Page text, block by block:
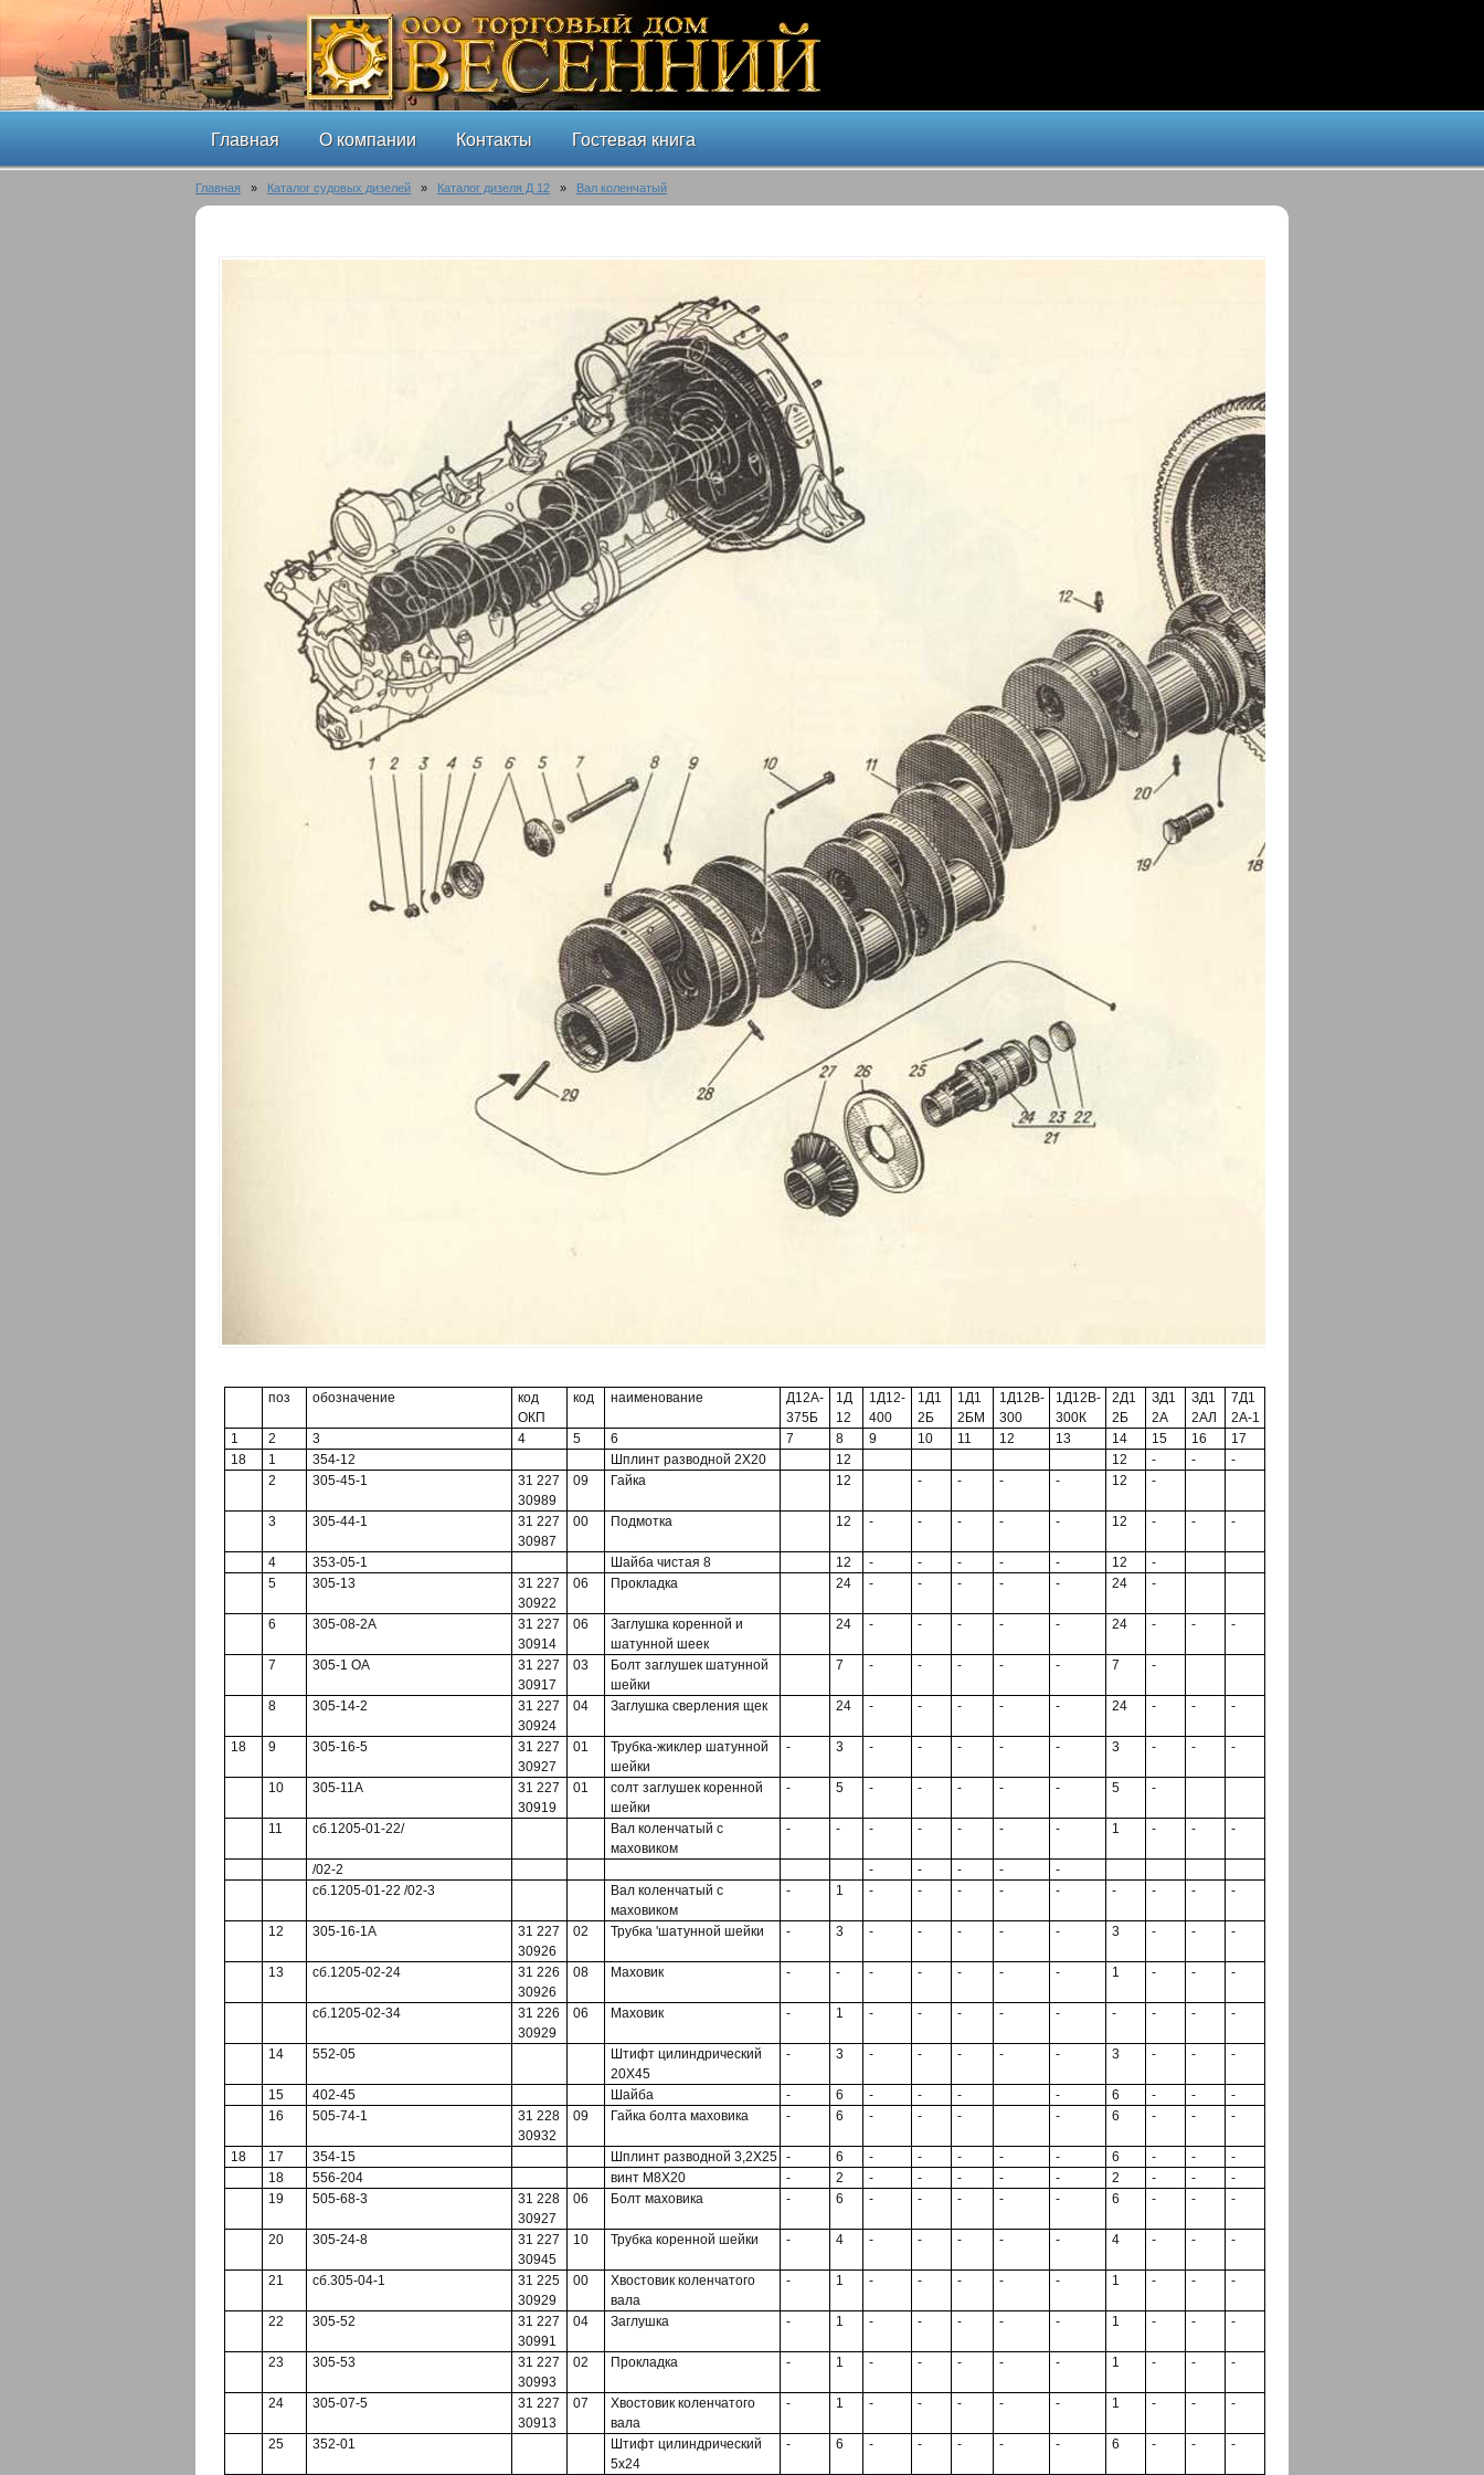
Главная О компании Контакты Гостевая книга
Главная » Каталог судовых дизелей » Каталог дизеля Д 12 » Вал коленчатый
поз обозначение
код
ОКП
код наименование
Д12А-
375Б
1Д
12
1Д12-
400
1Д1
2Б
1Д1
2БМ
1Д12В-
300
1Д12В-
300К
2Д1
2Б
ЗД1
2А
ЗД1
2АЛ
7Д1
2А-1
1
2 3 4 5 6 7 8 9 10 11 12 13 14 15 16
17
18
1 354-12 Шплинт разводной 2X20 12 12 - -
-
2
305-45-1
31 227
30989
09 Гайка 12 - - - - 12 -
3 305-44-1
31 227
30987
00 Подмотка 12 - - - - - 12 - - -
4 353-05-1 Шайба чистая 8 12 - - - - - 12
-
5
305-13
31 227
30922
06 Прокладка 24 - - - - - 24 -
6 305-08-2А
31 227
30914
06
Заглушка коренной и
шатунной шеек
24 - - - - - 24 - - -
7 305-1 OA
31 227
30917
03
Болт заглушек шатунной
шейки
7 - - - - - 7 -
8 305-14-2
31 227
30924
04 Заглушка сверления щек 24 - - - - - 24 - - -
18 9 305-16-5
31 227
30927
01
Трубка-жиклер шатунной
шейки
- 3 - - - - - 3 - - -
10 305-11А
31 227
30919
01
солт заглушек коренной
шейки
- 5 - - - - - 5 -
11 сб.1205-01-22/
Вал коленчатый с
маховиком
- - - - - - - 1 - - -
/02-2 - - - -
-
сб.1205-01-22 /02-3
Вал коленчатый с
маховиком
- 1 - - - - - - - - -
12 305-16-1А
31 227
30926
02 Трубка 'шатунной шейки - 3 - - - - - 3 - - -
13 сб.1205-02-24
31 226
30926
08 Маховик - - - - - - - 1 - - -
сб.1205-02-34
31 226
30929
06 Маховик - 1 - - - - - - - - -
14 552-05
Штифт цилиндрический
20X45
- 3 - - - - - 3 - - -
15 402-45 Шайба - 6 - - - - 6 - -
-
16
505-74-1
31 228
30932
09 Гайка болта маховика - 6 - - - - 6 - - -
18 17 354-15 Шплинт разводной 3,2X25 - 6 - - - - - 6 - -
-
18
556-204 винт М8Х20 - 2 - - - - - 2 - -
-
19
505-68-3
31 228
30927
06 Болт маховика - 6 - - - - - 6 - - -
20 305-24-8
31 227
30945
10 Трубка коренной шейки - 4 - - - - - 4 - - -
21 сб.305-04-1
31 225
30929
00
Хвостовик коленчатого
вала
- 1 - - - - - 1 - - -
22 305-52
31 227
30991
04 Заглушка - 1 - - - - - 1 - - -
23 305-53
31 227
30993
02 Прокладка - 1 - - - - - 1 - - -
24 305-07-5
31 227
30913
07
Хвостовик коленчатого
вала
- 1 - - - - - 1 - - -
25 352-01
Штифт цилиндрический
5x24
- 6 - - - - - 6 - - -